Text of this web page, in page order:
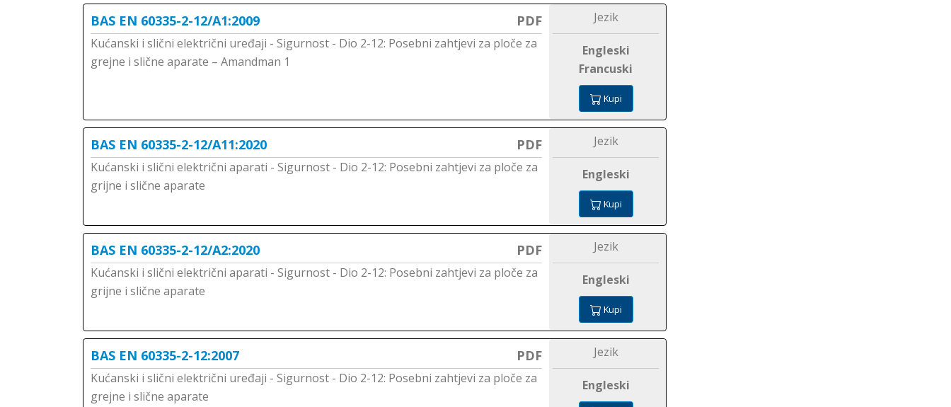
BAS EN 60335-2-12/A1:2009 PDF
Kućanski i slični električni uređaji - Sigurnost - Dio 2-12: Posebni zahtjevi za ploče za
grejne i slične aparate – Amandman 1
Jezik
Engleski
Francuski
Kupi
BAS EN 60335-2-12/A11:2020 PDF
Kućanski i slični električni aparati - Sigurnost - Dio 2-12: Posebni zahtjevi za ploče za
grijne i slične aparate
Jezik
Engleski
Kupi
BAS EN 60335-2-12/A2:2020 PDF
Kućanski i slični električni aparati - Sigurnost - Dio 2-12: Posebni zahtjevi za ploče za
grijne i slične aparate
Jezik
Engleski
Kupi
BAS EN 60335-2-12:2007 PDF
Kućanski i slični električni uređaji - Sigurnost - Dio 2-12: Posebni zahtjevi za ploče za
grejne i slične aparate
Jezik
Engleski